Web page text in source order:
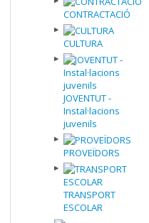
CONTRACTACIÓ
CULTURA
JOVENTUT -
Instal·lacions
juvenils
PROVEÏDORS
TRANSPORT
ESCOLAR